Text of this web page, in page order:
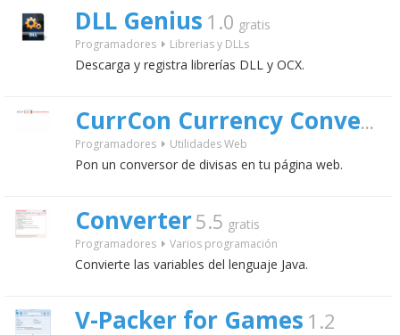
DLL Genius 1.0 gratis
Programadores Librerias y DLLs
Descarga y registra librerías DLL y OCX.
CurrCon Currency Converter
Programadores Utilidades Web
Pon un conversor de divisas en tu página web.
Converter5.5 gratis
Programadores Varios programación
Convierte las variables del lenguaje Java.
V-Packer for Games 1.2